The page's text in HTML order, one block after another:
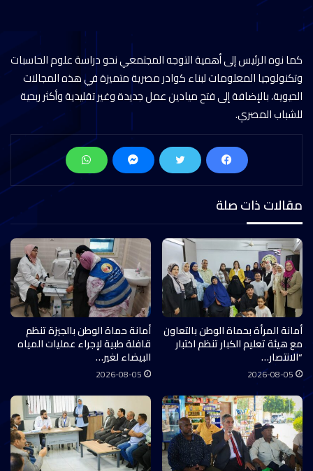
كما نوه الرئيس إلى أهمية التوجه المجتمعي نحو دراسة علوم الحاسبات
وتكنولوجيا المعلومات لبناء كوادر مصرية متميزة في هذه المجالات
الحيوية، بالإضافة إلى فتح ميادين عمل جديدة وغير تقليدية وأكثر ربحية
للشباب المصري.
مقالات ذات صلة
أمانة المرأة بحماة الوطن بالتعاون
مع هيئة تعليم الكبار تنظم اختبار
“الانتصار…
2026-08-05
أمانة حماة الوطن بالجيزة تنظم
قافلة طبية لإجراء عمليات المياه
البيضاء لغير…
2026-08-05